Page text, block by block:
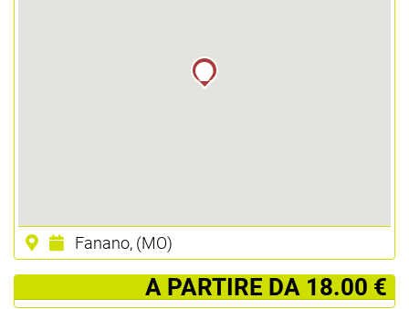
Fanano, (MO)
­ A PARTIRE DA 18.00 €